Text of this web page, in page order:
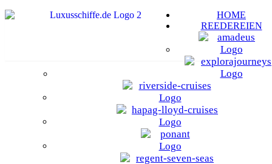
HOME
REEDEREIEN